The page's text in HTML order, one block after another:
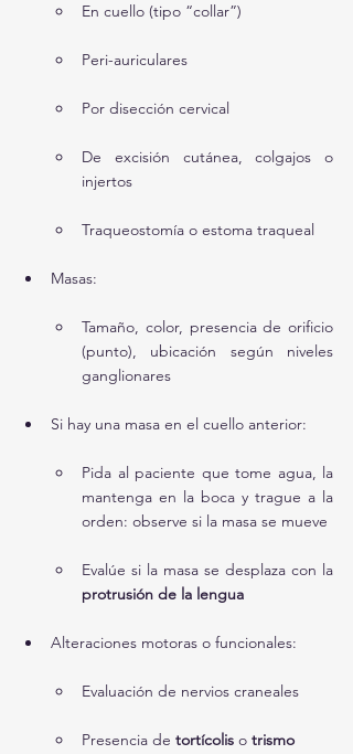
En cuello (tipo “collar”)
Peri-auriculares
Por disección cervical
De excisión cutánea, colgajos o
injertos
Traqueostomía o estoma traqueal
Masas:
Tamaño, color, presencia de orificio
(punto), ubicación según niveles
ganglionares
Si hay una masa en el cuello anterior:
Pida al paciente que tome agua, la
mantenga en la boca y trague a la
orden: observe si la masa se mueve
protrusión de la lengua
Alteraciones motoras o funcionales:
Evaluación de nervios craneales
Presencia de tortícolis o trismo